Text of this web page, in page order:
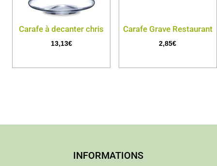
Carafe à decanter chris
13,13€
Carafe Grave Restaurant
2,85€
INFORMATIONS